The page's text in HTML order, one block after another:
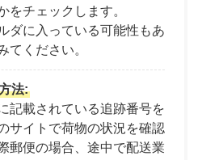
をチェックします。
ダに入っている可能性もあ
てください。
法:
記載されている追跡番号を
サイトで荷物の状況を確認
郵便の場合、途中で配送業